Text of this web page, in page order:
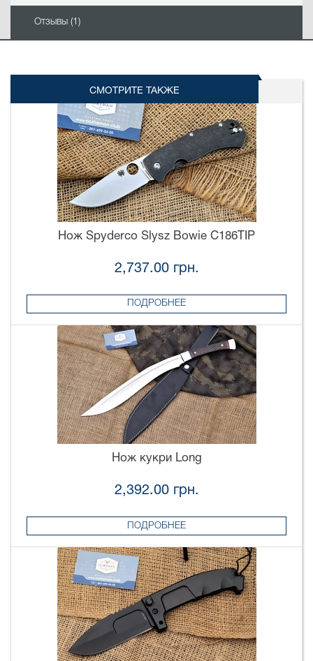
Отзывы (1)
СМОТРИТЕ ТАКЖЕ
Нож Spyderco Slysz Bowie C186TIP
2,737.00 грн.
ПОДРОБНЕЕ
Нож кукри Long
2,392.00 грн.
ПОДРОБНЕЕ